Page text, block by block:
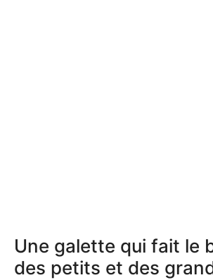
Une galette qui fait le
des petits et des